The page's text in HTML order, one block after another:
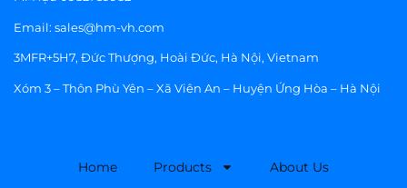
Email: sales@hm-vh.com
3MFR+5H7, Đức Thượng, Hoài Đức, Hà Nội, Vietnam
Xóm 3 – Thôn Phù Yên – Xã Viên An – Huyện Ứng Hòa – Hà Nội
Home Products About Us